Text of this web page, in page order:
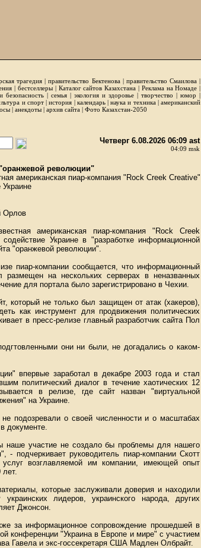
трагедия |правительство Бектенова| правительство Смаилова|
| бестселлеры| Каталог сайтов Казахстана | Реклама на Номаде |
безопасность | семья | экология и здоровье | творчество | юмор |
и спорт|история | календарь|наука и техника|американский
| анекдоты | архив сайта | Фото Казахстан-2050
Четверг 6.08.2026 06:09 ast
04:09 msk
революции"
американская пиар-компания "Rock Creek Creative"
Украине
Орлов
американская пиар-компания "Rock Creek
Украине в "разработке информационной
"оранжевой революции".
пиар-компании сообщается, что информационный
размещен на нескольких серверах в неназванных
для портала было зарегистрировано в Чехии.
который не только был защищен от атак (хакеров),
как инструмент для продвижения политических
в пресс-релизе главный разработчик сайта Пол
они ни были, не догадались о каком-
впервые заработал в декабре 2003 года и стал
политический диалог в течение хаотических 12
в релизе, где сайт назван "виртуальной
на Украине.
подозревали о своей численности и о масштабах
документе.
наше участие не создало бы проблемы для нашего
- подчеркивает руководитель пиар-компании Скотт
услуг возглавляемой им компании, имеющей опыт
лет.
которые заслуживали доверия и находили
лидеров, украинского народа, других
Джонсон.
за информационное сопровождение прошедшей в
конференции "Украина в Европе и мире" с участием
Гавела и экс-госсекретаря США Мадлен Олбрайт.